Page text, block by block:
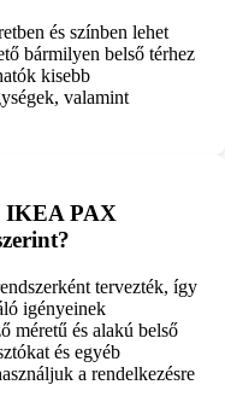
és színben lehet
bármilyen belső térhez
kisebb
valamint
IKEA PAX
tervezték, így
igényeinek
méretű és alakú belső
és egyéb
a rendelkezésre